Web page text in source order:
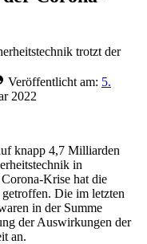
trotzt der
Veröffentlicht am: 5.
2022
knapp 4,7 Milliarden
in
Krise hat die
Die im letzten
in der Summe
der Auswirkungen der
an.